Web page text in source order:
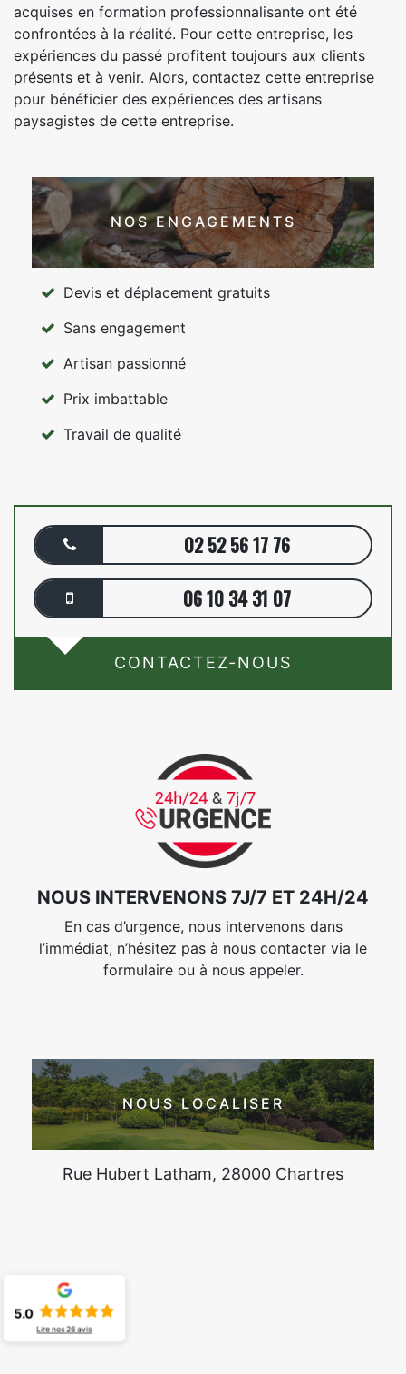
acquises en formation professionnalisante ont été
confrontées à la réalité. Pour cette entreprise, les
expériences du passé profitent toujours aux clients
présents et à venir. Alors, contactez cette entreprise
pour bénéficier des expériences des artisans
paysagistes de cette entreprise.
NOS ENGAGEMENTS
Devis et déplacement gratuits
Sans engagement
Artisan passionné
Prix imbattable
Travail de qualité
02 52 56 17 76
06 10 34 31 07
CONTACTEZ-NOUS
NOUS INTERVENONS 7J/7 ET 24H/24
En cas d’urgence, nous intervenons dans
l’immédiat, n’hésitez pas à nous contacter via le
formulaire ou à nous appeler.
NOUS LOCALISER
Rue Hubert Latham, 28000 Chartres
5.0
Lire nos26avis